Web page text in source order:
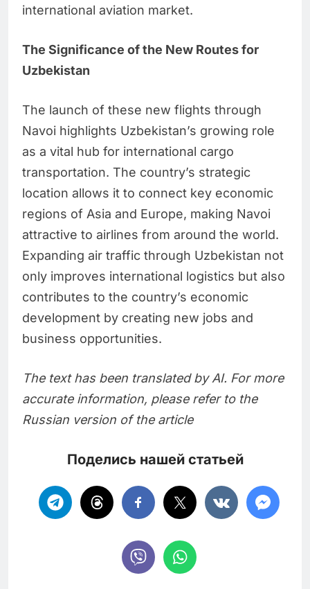
international aviation market.
The Significance of the New Routes for
Uzbekistan
The launch of these new flights through
Navoi highlights Uzbekistan’s growing role
as a vital hub for international cargo
transportation. The country’s strategic
location allows it to connect key economic
regions of Asia and Europe, making Navoi
attractive to airlines from around the world.
Expanding air traffic through Uzbekistan not
only improves international logistics but also
contributes to the country’s economic
development by creating new jobs and
business opportunities.
The text has been translated by AI. For more
accurate information, please refer to the
Russian version of the article
Поделись нашей статьей